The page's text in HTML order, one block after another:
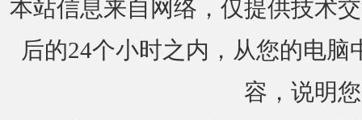
本站信息来自网络，仅提供技术
后的24个小时之内，从您的电
容，说明